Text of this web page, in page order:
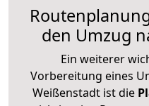
den Umzug
Ein weiterer
Vorbereitung eines
Weißenstadt ist die